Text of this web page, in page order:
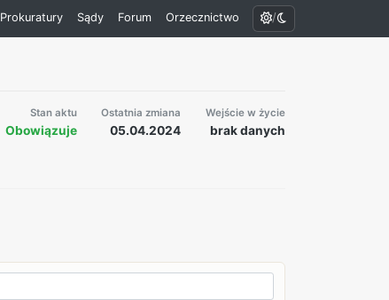
Prokuratury Sądy Forum Orzecznictwo /
Stan aktu
Obowiązuje
Ostatnia zmiana
05.04.2024
Wejście w życie
brak danych